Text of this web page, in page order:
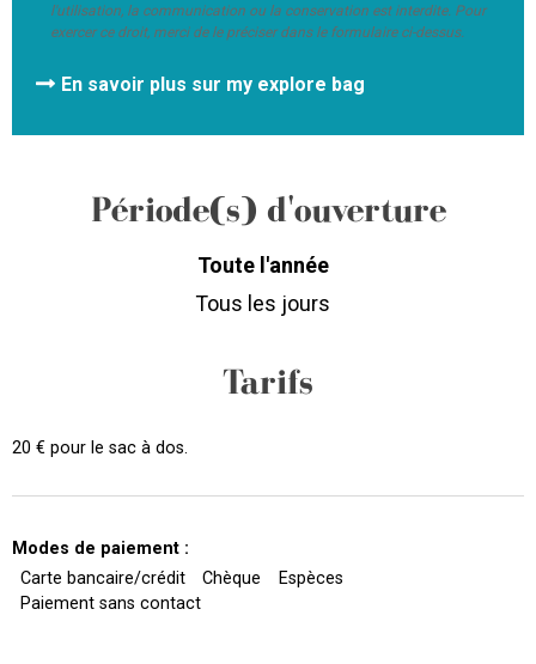
l'utilisation, la communication ou la conservation est interdite. Pour
exercer ce droit, merci de le préciser dans le formulaire ci-dessus.
En savoir plus sur my explore bag
Période(s) d'ouverture
Toute l'année
Tous les jours
Tarifs
20 € pour le sac à dos.
Modes de paiement :
Carte bancaire/crédit
Chèque
Espèces
Paiement sans contact